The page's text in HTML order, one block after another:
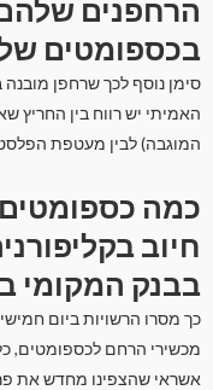
הרחפנים
בכספומטים
סימן נוסף לכך שרחפן
האמיתי יש רווח בין החריץ
המוגבה) לבין מעטפת
כמה כספומטים
חיוב
בבנק המקומי
מכשירי הרחם לכספומטים,